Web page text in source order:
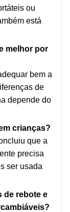
ou
está
melhor por
bem a
de
depende do
crianças?
que a
precisa
ser usada
de rebote e